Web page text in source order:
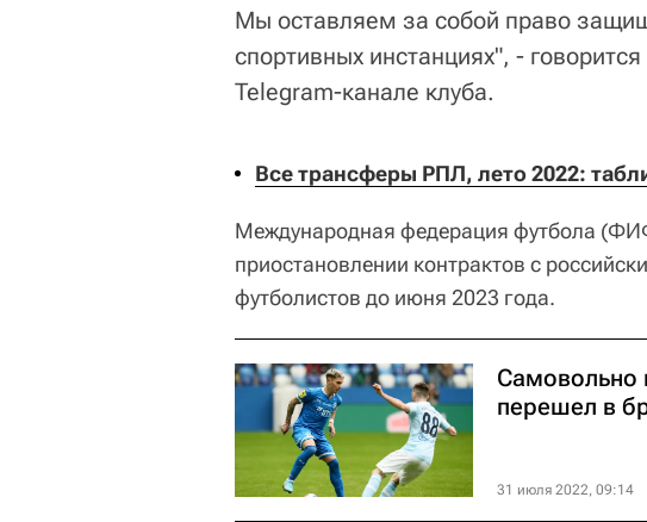
Мы оставляем за собой право
спортивных инстанциях", -
Telegram-канале клуба.
Все трансферы РПЛ, лето 2022:
Международная федерация футбола
приостановлении контрактов с
футболистов до июня 2023 года.
Самовольно
перешел в
31 июля 2022, 09:14